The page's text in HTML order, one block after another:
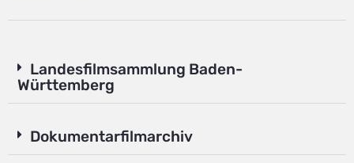
Landesfilmsammlung Baden-
Württemberg
Dokumentarfilmarchiv